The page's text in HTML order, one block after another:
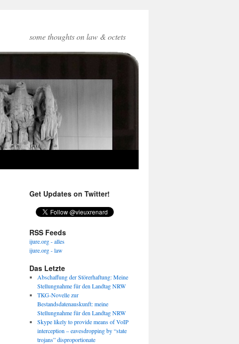
some thoughts on law & octets
Get Updates on Twitter!
RSS Feeds
ijure.org - alles
ijure.org - law
Das Letzte
Abschaffung der Störerhaftung: Meine
Stellungnahme für den Landtag NRW
TKG-Novelle zur
Bestandsdatenauskunft: meine
Stellungnahme für den Landtag NRW
Skype likely to provide means of VoIP
interception – eavesdropping by “state
trojans” disproportionate